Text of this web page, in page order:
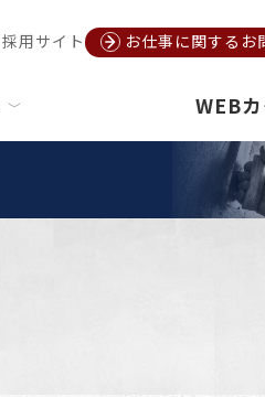
採用サイト お仕事に関するお
WEB